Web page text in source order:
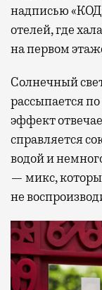
надписью
отелей, где
на первом
Солнечный
рассыпается
эффект
справляется
водой и
— микс,
не